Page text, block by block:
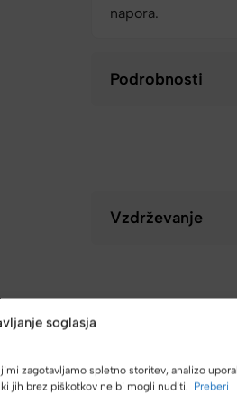
soglasja
zagotavljamo spletno storitev, analizo
jih brez piškotkov ne bi mogli nuditi. Preberi
napora.
Podrobnosti
Vzdrževanje